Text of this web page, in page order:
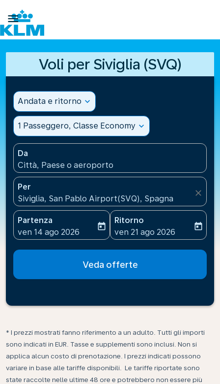

Voli per Siviglia (SVQ)
Andata e ritorno expand_more
1 Passeggero, Classe Economy expand_more
Da
Città, Paese o aeroporto
Per
Siviglia, San Pablo Airport(SVQ), Spagna
close
Partenza
fc-booking-departure-date-aria-label
ven 14 ago 2026
today
Ritorno
fc-booking-return-date-
ven 21 ago 2026
today
Veda offerte
* I prezzi mostrati fanno riferimento a un adulto. Tutti gli importi
sono indicati in EUR. Tasse e supplementi sono inclusi. Non si
applica alcun costo di prenotazione. I prezzi indicati possono
variare in base alle tariffe disponibili. Le tariffe riportate sono
state raccolte nelle ultime 48 ore e potrebbero non essere più